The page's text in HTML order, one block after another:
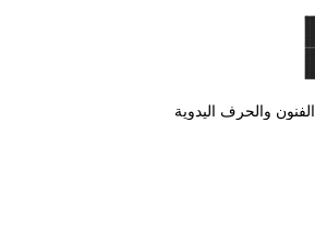
الفنون والحرف اليدوية